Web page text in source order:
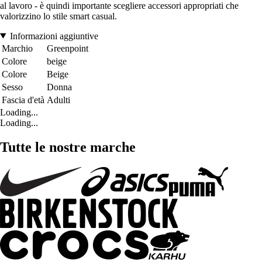
al lavoro - è quindi importante scegliere accessori appropriati che
valorizzino lo stile smart casual.
Informazioni aggiuntive
Marchio
Greenpoint
Colore
beige
Colore
Beige
Sesso
Donna
Fascia d'età Adulti
Loading...
Loading...
Tutte le nostre marche